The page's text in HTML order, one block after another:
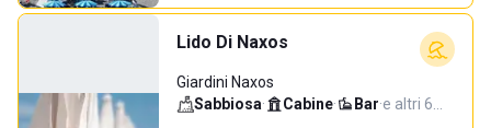
Lido Di Naxos
Giardini Naxos
Sabbiosa· Cabine· Bar·e altri 6…